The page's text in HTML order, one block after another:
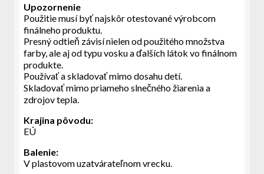
Upozornenie
Použitie musí byť najskôr otestované výrobcom
finálneho produktu.
Presný odtieň závisí nielen od použitého množstva
farby, ale aj od typu vosku a ďalších látok vo finálnom
produkte.
Používať a skladovať mimo dosahu detí.
Skladovať mimo priameho slnečného žiarenia a
zdrojov tepla.
Krajina pôvodu:
EÚ
Balenie:
V plastovom uzatvárateľnom vrecku.